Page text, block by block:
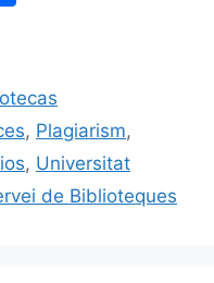
p
ar
tir
, Plagiarism,
, Universitat
de Biblioteques